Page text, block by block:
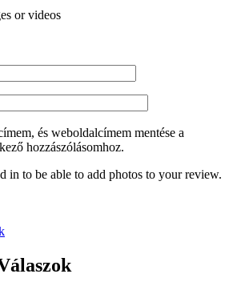
or videos
és weboldalcímem mentése a
hozzászólásomhoz.
in to be able to add photos to your review.